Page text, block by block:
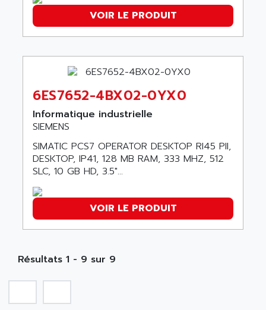
MOVITRAC
LEXIUM
SERVVODYN
SERVODYN
SE50
LTD12
MDLA
ACMD2
ACM
AC FEED MOTOR
SIMODRIVE 611
ADES
ADETEC
ADITEC
ADL EUROTECH
ADLEE POWERTRONIC
ADLINK
ADLINK TECHNOLOGY
ADM ELECTRONIC
ADMV
ADN
ADN PESAGE
ADTECH POWER INC
ADVANCE
ADVANCE HIVOLT
ADVANCE TAPES
VOIR LE PRODUIT
6ES7652-4BX02-0YX0
Informatique industrielle
SIEMENS
SIMATIC PCS7 OPERATOR DESKTOP RI45 PII,
DESKTOP, IP41, 128 MB RAM, 333 MHZ, 512
SLC, 10 GB HD, 3.5"...
VOIR LE PRODUIT
Résultats 1 - 9 sur 9